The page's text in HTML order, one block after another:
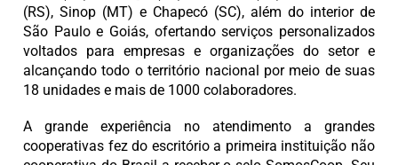
(RS), Sinop (MT) e Chapecó (SC), além do interior de
São Paulo e Goiás, ofertando serviços personalizados
voltados para empresas e organizações do setor e
alcançando todo o território nacional por meio de suas
18 unidades e mais de 1000 colaboradores.
A grande experiência no atendimento a grandes
cooperativas fez do escritório a primeira instituição não